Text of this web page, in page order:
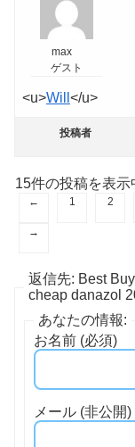
max
ゲスト
<u>Will </u>
投稿者
15件の投稿を表
← 1 2
→
返信先: Best
cheap danazol
あなたの情報:
お名前 (必須)
メール (非公開)